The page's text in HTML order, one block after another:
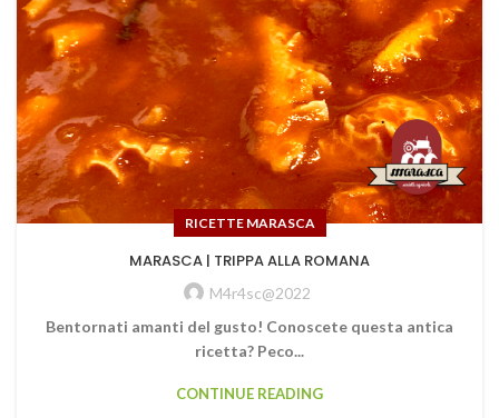
RICETTE MARASCA
MARASCA | TRIPPA ALLA ROMANA
M4r4sc@2022
Bentornati amanti del gusto! Conoscete questa antica
ricetta? Peco...
CONTINUE READING